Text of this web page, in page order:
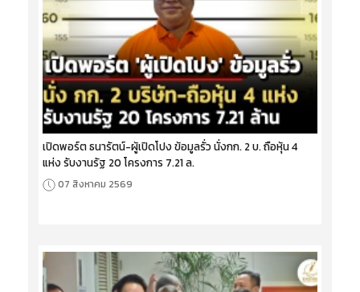
เปิดพอร์ต ธนารัตน์-ผู้เปิดโปง ข้อมูลรั่ว นั่งกก. 2 บ. ถือหุ้น 4
แห่ง รับงานรัฐ 20 โครงการ 7.21 ล.
07 สิงหาคม 2569